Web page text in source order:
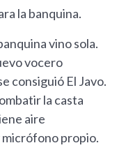
la banquina.
vino sola.
vocero
consiguió El Javo.
la casta
aire
micrófono propio.